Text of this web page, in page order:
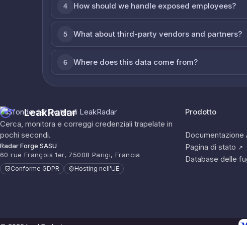
4 How should we handle exposed employees?
5 What about third-party vendors and partners?
6 Where does this data come from?
LeakRadar
Cerca, monitora e correggi credenziali trapelate in
pochi secondi.
Radar Forge SASU
60 rue François 1er, 75008 Parigi, Francia
Conforme GDPR Hosting nell'UE
Prodotto
Documentazione
Pagina di stato ↗
Database delle